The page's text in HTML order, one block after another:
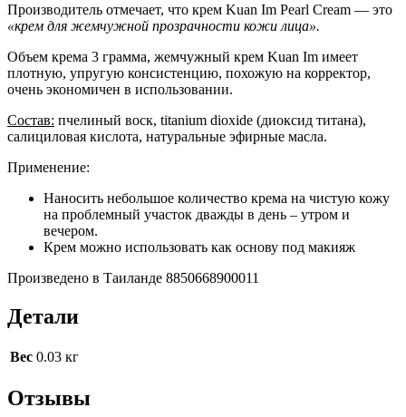
Производитель отмечает, что крем Kuan Im Pearl Cream — это
«крем для жемчужной прозрачности кожи лица».
Объем крема 3 грамма, жемчужный крем Kuan Im имеет
плотную, упругую консистенцию, похожую на корректор,
очень экономичен в использовании.
Состав: пчелиный воск, titanium dioxide (диоксид титана),
салициловая кислота, натуральные эфирные масла.
Применение:
Наносить небольшое количество крема на чистую кожу
на проблемный участок дважды в день – утром и
вечером.
Крем можно использовать как основу под макияж
Произведено в Таиланде 8850668900011
Детали
Вес 0.03 кг
Отзывы